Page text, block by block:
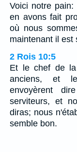
Voici notre
en avons fait
où nous
maintenant il est
2 Rois 10:5
Et le chef de
anciens, et
envoyèrent
serviteurs, et
diras; nous
semble bon.